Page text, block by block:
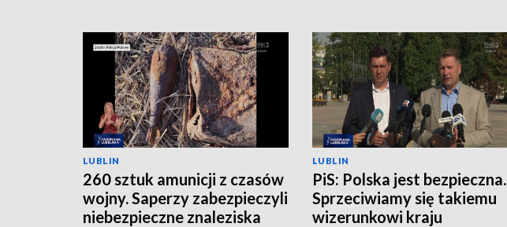
LUBLIN
260 sztuk amunicji z czasów
wojny. Saperzy zabezpieczyli
niebezpieczne znaleziska
LUBLIN
PiS: Polska jest bezpieczna.
Sprzeciwiamy się takiemu
wizerunkowi kraju